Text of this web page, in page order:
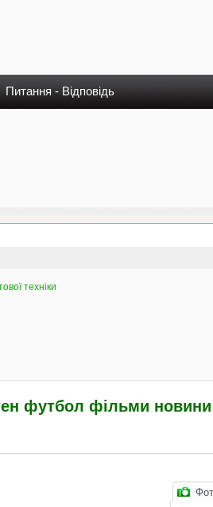
Питання - Відповідь
техніки
футбол фільми новини